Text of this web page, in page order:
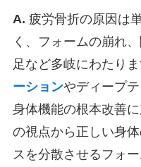
A. 疲労骨折の原因は
く、フォームの崩れ
足など多岐にわたり
ーションやディープ
身体機能の根本改善
の視点から正しい身
スを分散させるフォ